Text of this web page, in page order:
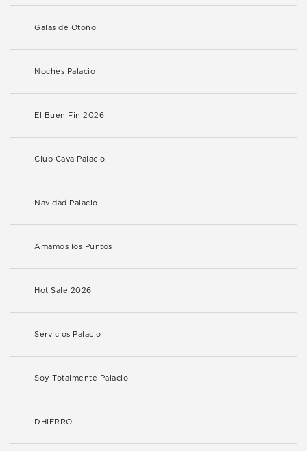
Galas de Otoño
Noches Palacio
El Buen Fin 2026
Club Cava Palacio
Navidad Palacio
Amamos los Puntos
Hot Sale 2026
Servicios Palacio
Soy Totalmente Palacio
DHIERRO